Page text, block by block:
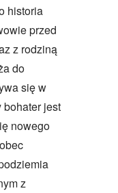
historia
przed
z rodziną
do
się w
bohater jest
nowego
z